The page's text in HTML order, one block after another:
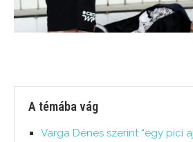
A témába vág
Varga Dénes szerint “egy pici